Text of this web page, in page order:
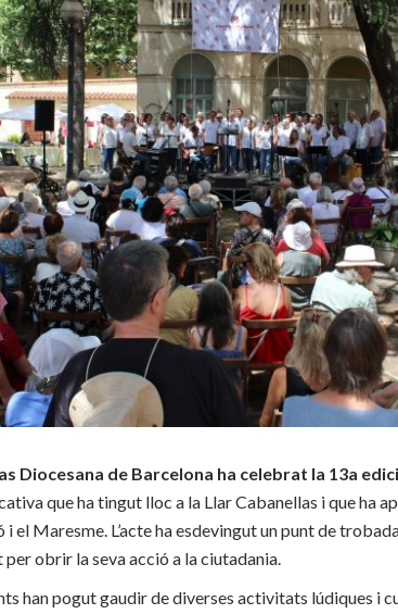
Diocesana de Barcelona ha celebrat la 13a
que ha tingut lloc a la Llar Cabanellas i que ha
el Maresme. L’acte ha esdevingut un punt de
obrir la seva acció a la ciutadania.
han pogut gaudir de diverses activitats lúdiques i